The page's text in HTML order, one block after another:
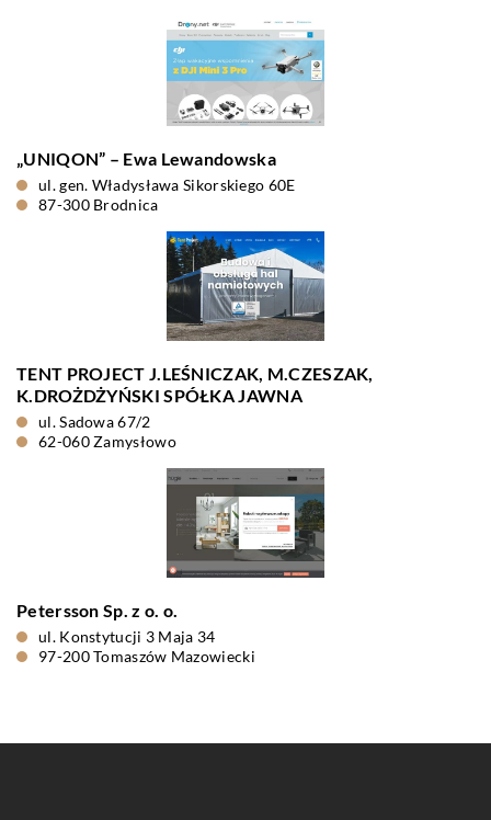
„UNIQON” – Ewa Lewandowska
ul. gen. Władysława Sikorskiego 60E
87-300 Brodnica
TENT PROJECT J.LEŚNICZAK, M.CZESZAK,
K.DROŻDŻYŃSKI SPÓŁKA JAWNA
ul. Sadowa 67/2
62-060 Zamysłowo
Petersson Sp. z o. o.
ul. Konstytucji 3 Maja 34
97-200 Tomaszów Mazowiecki